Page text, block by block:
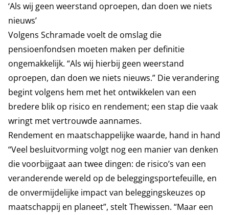
‘Als wij geen weerstand oproepen, dan doen we niets
nieuws’
Volgens Schramade voelt de omslag die
pensioenfondsen moeten maken per definitie
ongemakkelijk. “Als wij hierbij geen weerstand
oproepen, dan doen we niets nieuws.” Die verandering
begint volgens hem met het ontwikkelen van een
bredere blik op risico en rendement; een stap die vaak
wringt met vertrouwde aannames.
Rendement en maatschappelijke waarde, hand in hand
“Veel besluitvorming volgt nog een manier van denken
die voorbijgaat aan twee dingen: de risico’s van een
veranderende wereld op de beleggingsportefeuille, en
de onvermijdelijke impact van beleggingskeuzes op
maatschappij en planeet”, stelt Thewissen. “Maar een